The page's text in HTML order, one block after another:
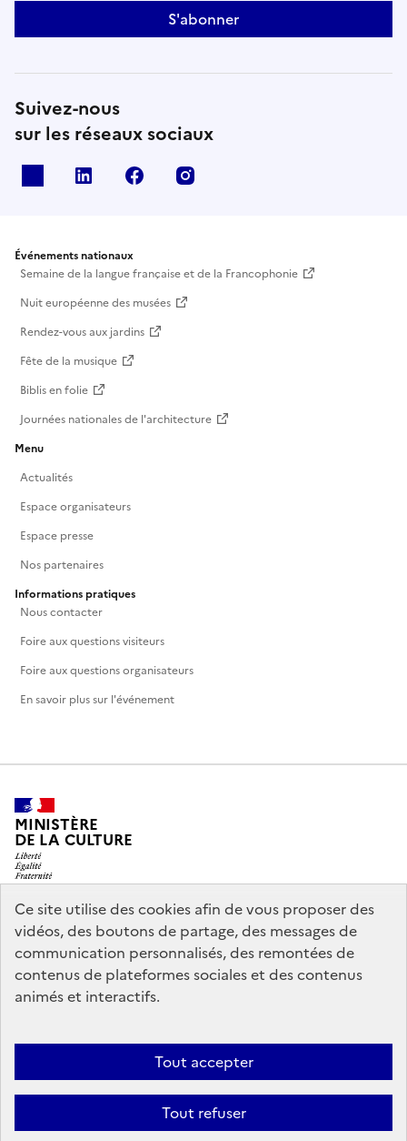
Ce site utilise des cookies afin de vous proposer des
vidéos, des boutons de partage, des messages de
communication personnalisés, des remontées de
contenus de plateformes sociales et des contenus
animés et interactifs.
Tout accepter
Tout refuser
S'abonner
Suivez-nous
sur les réseaux sociaux
Linkedin Facebook
Événements nationaux
Semaine de la langue française et de la Francophonie
Nuit européenne des musées
Rendez-vous aux jardins
Fête de la musique
Biblis en folie
Journées nationales de l'architecture
Menu
Actualités
Espace organisateurs
Espace presse
Nos partenaires
Informations pratiques
Nous contacter
Foire aux questions visiteurs
Foire aux questions organisateurs
En savoir plus sur l'événement
MINISTÈRE
DE LA CULTURE
legifrance.gouv.fr
info.gouv.fr
service-public.gouv.fr
data.gouv.fr
Mentions légales